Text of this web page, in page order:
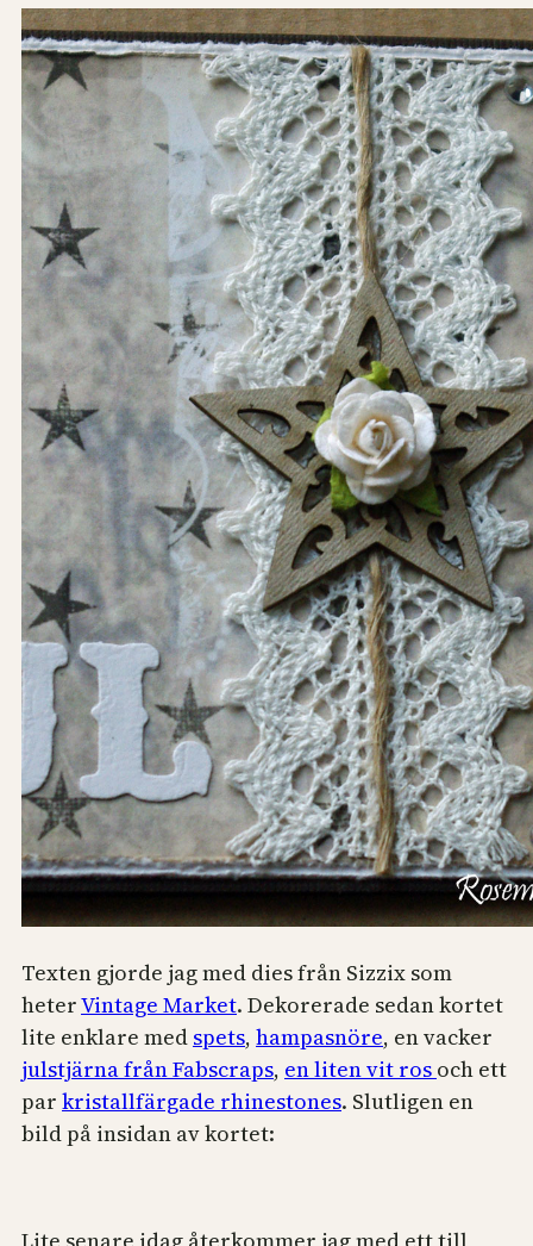
Texten gjorde jag med dies från Sizzix som
heterVintage Market. Dekorerade sedan kortet
lite enklare med spets, hampasnöre, en vacker
julstjärna från Fabscraps, en liten vit ros och ett
par kristallfärgade rhinestones. Slutligen en
bild på insidan av kortet: